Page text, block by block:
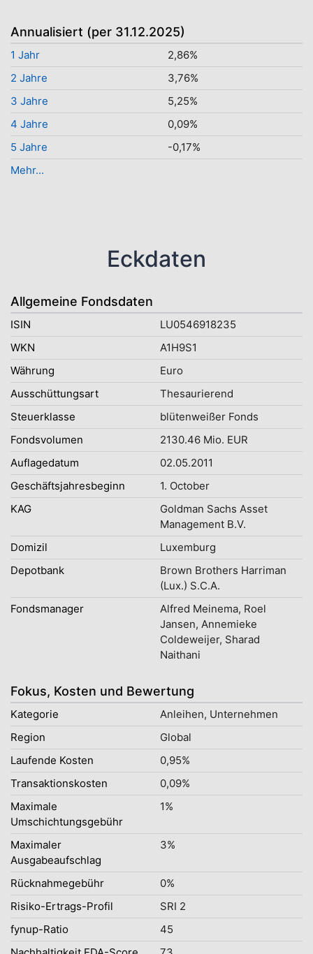
Annualisiert (per 31.12.2025)
1 Jahr
2,86%
2 Jahre
3,76%
3 Jahre
5,25%
4 Jahre
0,09%
5 Jahre
-0,17%
Mehr...
Eckdaten
Allgemeine Fondsdaten
ISIN
LU0546918235
WKN
A1H9S1
Währung
Euro
Ausschüttungsart
Thesaurierend
Steuerklasse
blütenweißer Fonds
Fondsvolumen
2130.46 Mio. EUR
Auflagedatum
02.05.2011
Geschäftsjahresbeginn
1. October
KAG
Goldman Sachs Asset
Management B.V.
Domizil
Luxemburg
Depotbank
Brown Brothers Harriman
(Lux.) S.C.A.
Fondsmanager
Alfred Meinema, Roel
Jansen, Annemieke
Coldeweijer, Sharad
Naithani
Fokus, Kosten und Bewertung
Kategorie
Anleihen, Unternehmen
Region
Global
Laufende Kosten
0,95%
Transaktionskosten
0,09%
Maximale
Umschichtungsgebühr
1%
Maximaler
Ausgabeaufschlag
3%
Rücknahmegebühr
0%
Risiko-Ertrags-Profil
SRI 2
fynup-Ratio
45